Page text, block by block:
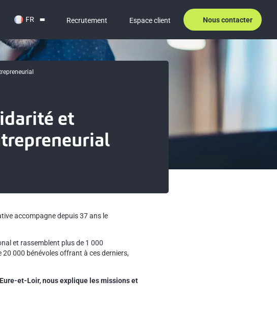
FR Recrutement Espace client Nous contacter
et
accompagne depuis 37 ans le
et rassemblent plus de 1 000
20 000 bénévoles offrant à ces derniers,
et-Loir, nous explique les missions et